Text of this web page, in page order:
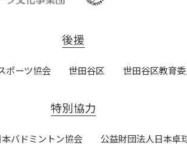
後援
ポーツ協会 世田谷区 世田谷区教育
特別協力
バドミントン協会
公益財団法人日本卓